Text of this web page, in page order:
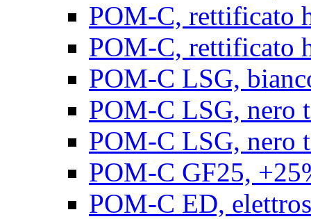
POM-C, rettificato
POM-C, rettificato
POM-C LSG,
POM-C LSG, nero
POM-C LSG, nero
POM-C GF25,
POM-C ED,